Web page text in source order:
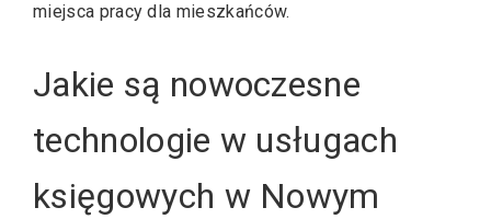
miejsca pracy dla mieszkańców.
Jakie są nowoczesne
technologie w usługach
księgowych w Nowym